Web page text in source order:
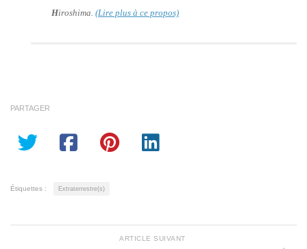
Hiroshima. (Lire plus à ce propos)
PARTAGER
Étiquettes : Extraterrestre(s)
ARTICLE SUIVANT